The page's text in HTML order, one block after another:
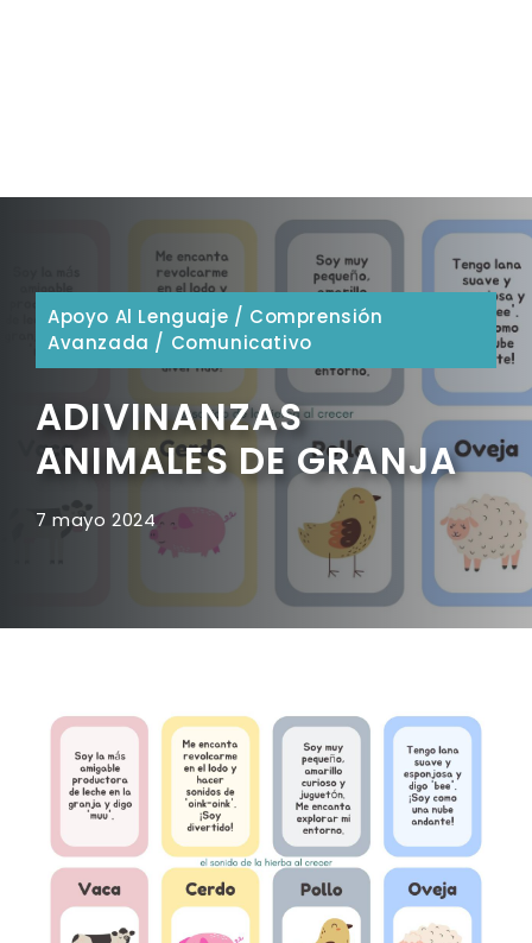
Apoyo Al Lenguaje / Comprensión
Avanzada / Comunicativo
ADIVINANZAS
ANIMALES DE GRANJA
7 mayo 2024